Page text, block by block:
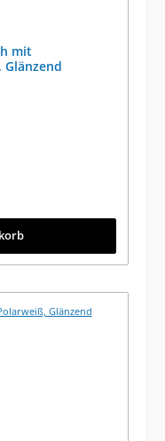
mit
Glänzend